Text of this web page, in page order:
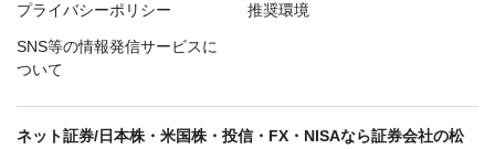
プライバシーポリシー 推奨環境
SNS等の情報発信サービスに
ついて
ネット証券/日本株・米国株・投信・FX・NISAなら証券会社の松